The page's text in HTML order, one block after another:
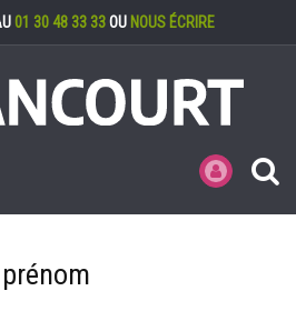
01 30 48 33 33OU NOUS ÉCRIRE
MES